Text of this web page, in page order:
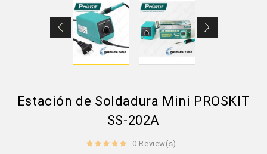
Estación de Soldadura Mini PROSKIT
SS-202A
0 Review(s)